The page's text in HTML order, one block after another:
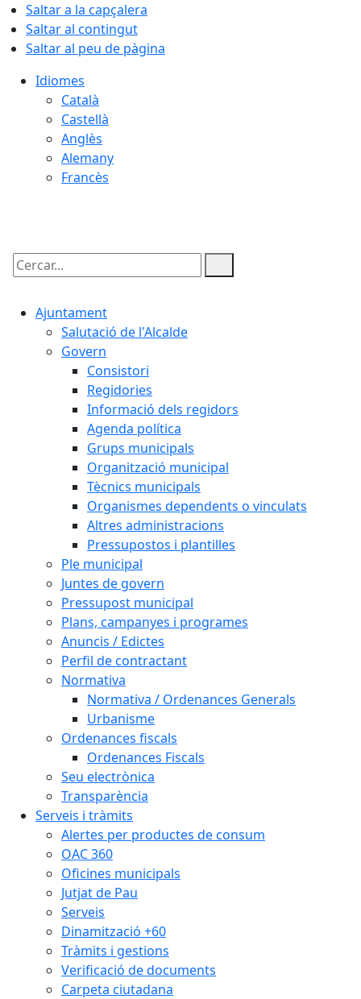
Saltar a la capçalera
Saltar al contingut
Saltar al peu de pàgina
Idiomes
Català
Castellà
Anglès
Alemany
Francès
Cercar:
Ajuntament
Salutació de l'Alcalde
Govern
Consistori
Regidories
Informació dels regidors
Agenda política
Grups municipals
Organització municipal
Tècnics municipals
Organismes dependents o vinculats
Altres administracions
Pressupostos i plantilles
Ple municipal
Juntes de govern
Pressupost municipal
Plans, campanyes i programes
Anuncis / Edictes
Perfil de contractant
Normativa
Normativa / Ordenances Generals
Urbanisme
Ordenances fiscals
Ordenances Fiscals
Seu electrònica
Transparència
Serveis i tràmits
Alertes per productes de consum
OAC 360
Oficines municipals
Jutjat de Pau
Serveis
Dinamització +60
Tràmits i gestions
Verificació de documents
Carpeta ciutadana